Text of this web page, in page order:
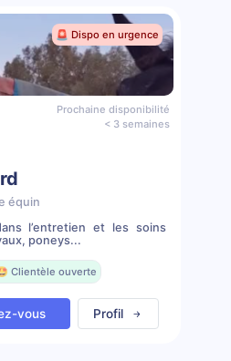
🚨 Dispo en urgence
Prochaine disponibilité
< 3 semaines
équin
l’entretien et les soins
poneys...
Clientèle ouverte
vous Profil